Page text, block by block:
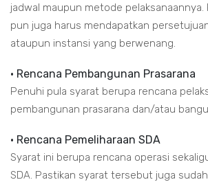
jadwal maupun metode pelaksanaannya.
pun juga harus mendapatkan
ataupun instansi yang berwenang.
• Rencana Pembangunan Prasarana
Penuhi pula syarat berupa rencana
pembangunan prasarana dan/atau
• Rencana Pemeliharaan SDA
Syarat ini berupa rencana operasi
SDA. Pastikan syarat tersebut juga